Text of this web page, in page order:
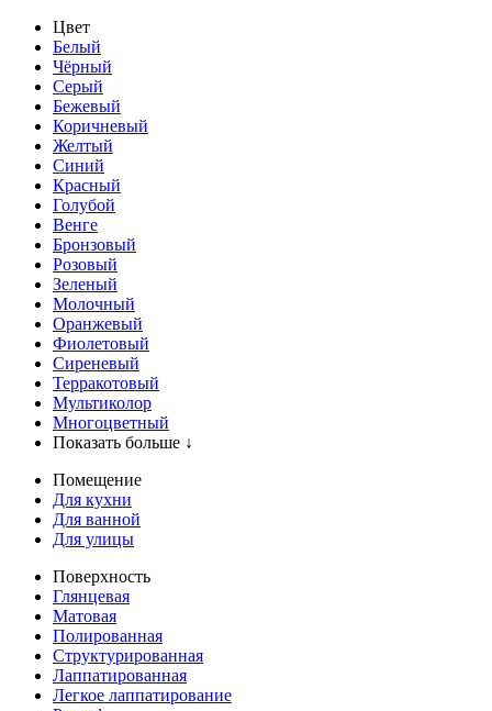
Цвет
Белый
Чёрный
Серый
Бежевый
Коричневый
Желтый
Синий
Красный
Голубой
Венге
Бронзовый
Розовый
Зеленый
Молочный
Оранжевый
Фиолетовый
Сиреневый
Терракотовый
Мультиколор
Многоцветный
Показать больше ↓
Помещение
Для кухни
Для ванной
Для улицы
Поверхность
Глянцевая
Матовая
Полированная
Структурированная
Лаппатированная
Легкое лаппатирование